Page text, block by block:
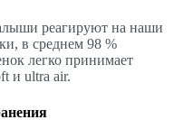
реагируют на наши
в среднем 98 %
легко принимает
и ultra air.